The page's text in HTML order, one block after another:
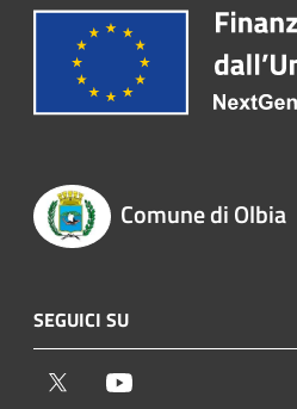
Comune di Olbia
SEGUICI SU
Twitter